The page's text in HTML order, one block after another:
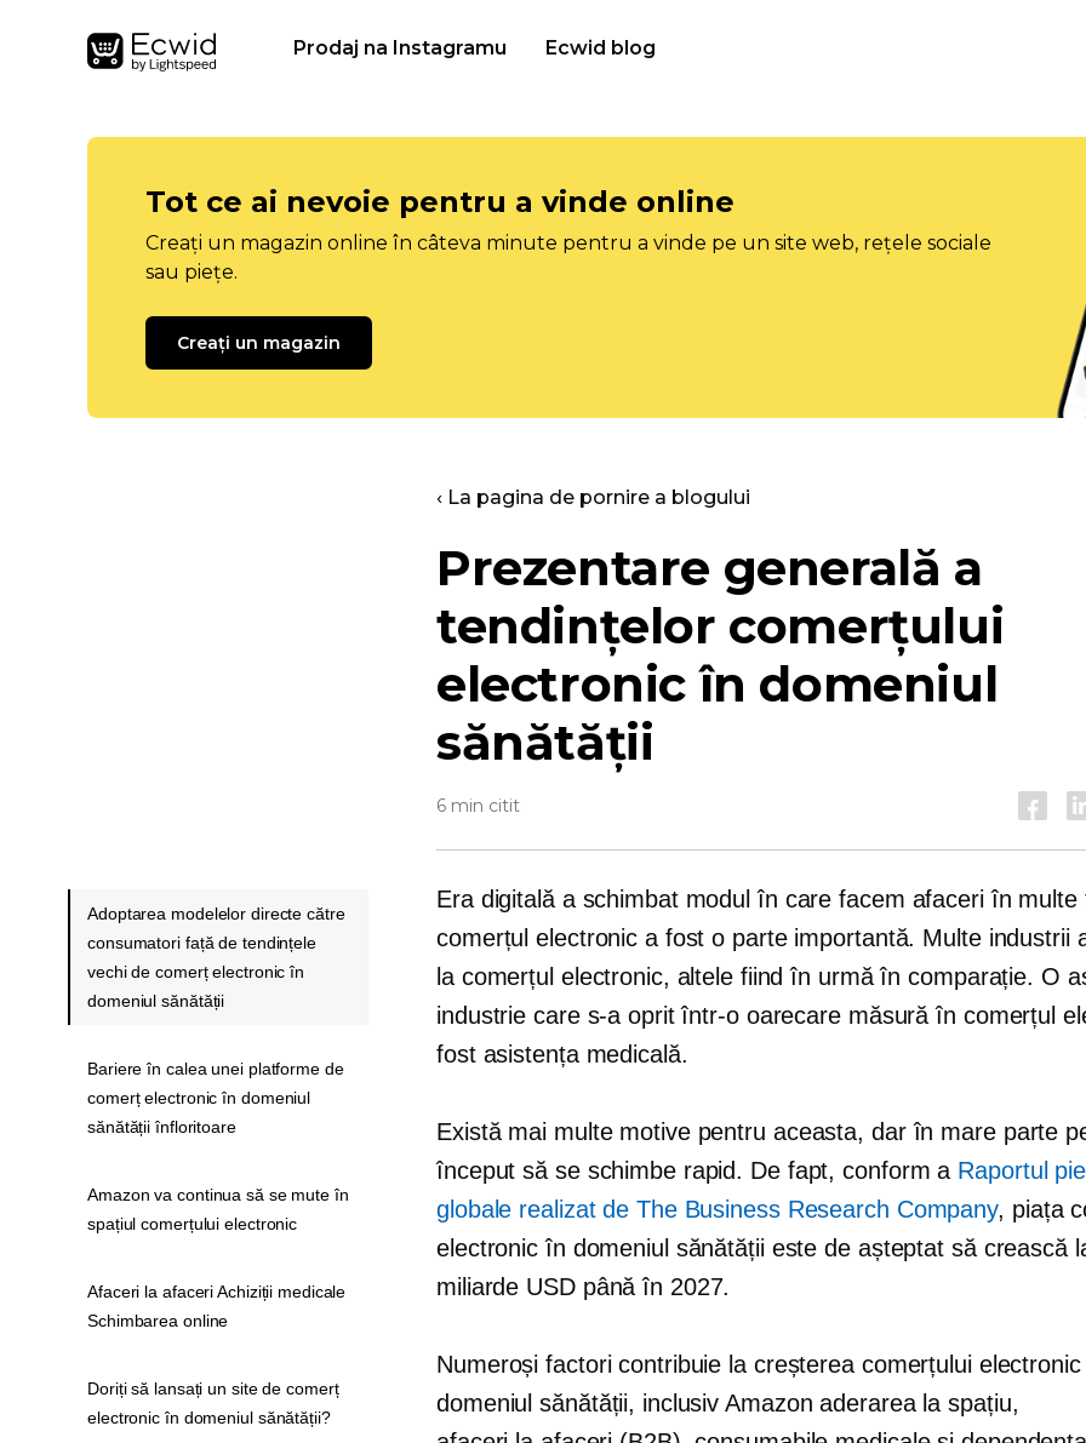
Prodaj na Instagramu Ecwid blog
Tot ce ai nevoie pentru a vinde online
Creați un magazin online în câteva minute pentru a vinde pe un site web, rețele sociale
sau piețe.
Creați un magazin
‹ La pagina de pornire a blogului
Prezentare generală a
tendințelor comerțului
electronic în domeniul
sănătății
6 min citit
Era digitală a schimbat modul în care facem afaceri în multe
comerțul electronic a fost o parte importantă. Multe industrii
la comerțul electronic, altele fiind în urmă în comparație. O
industrie care s-a oprit într-o oarecare măsură în comerțul
fost asistența medicală.
Există mai multe motive pentru aceasta, dar în mare parte
început să se schimbe rapid. De fapt, conform a Raportul
globale realizat de The Business Research Company, piața
electronic în domeniul sănătății este de așteptat să crească
miliarde USD până în 2027.
Numeroși factori contribuie la creșterea comerțului
domeniul sănătății, inclusiv Amazon aderarea la spațiu,
Adoptarea modelelor directe către
consumatori față de tendințele
vechi de comerț electronic în
domeniul sănătății
Bariere în calea unei platforme de
comerț electronic în domeniul
sănătății înfloritoare
Amazon va continua să se mute în
spațiul comerțului electronic
Afaceri la afaceri Achiziții medicale
Schimbarea online
Doriți să lansați un site de comerț
electronic în domeniul sănătății?